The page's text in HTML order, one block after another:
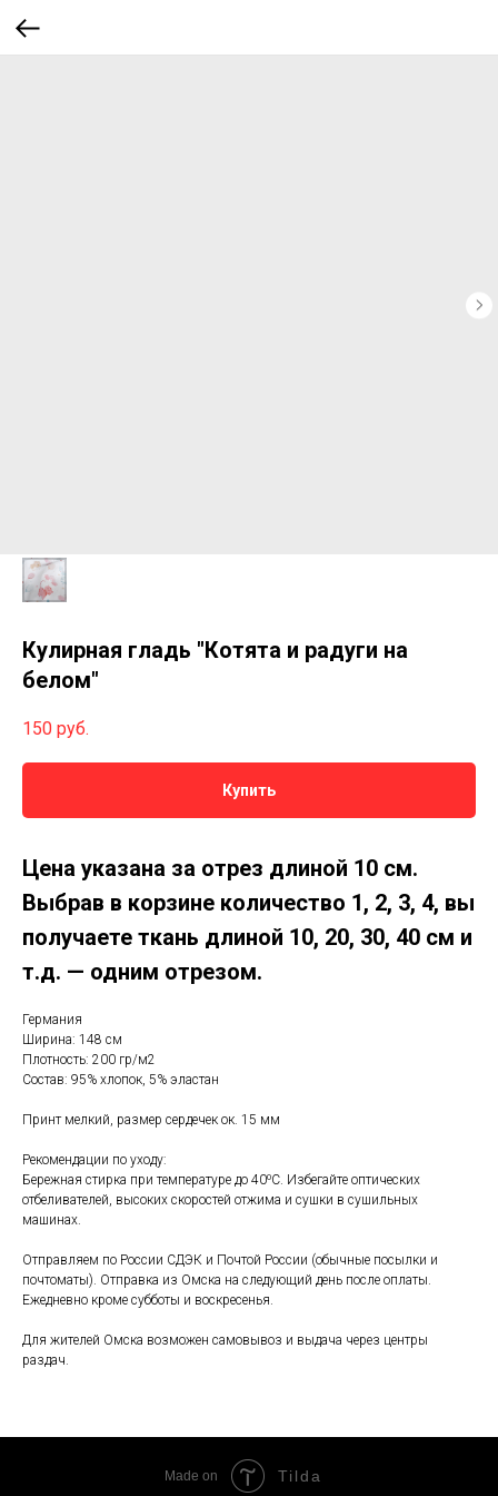
Кулирная гладь "Котята и радуги на
белом"
150 руб.
Купить
Цена указана за отрез длиной 10 см.
Выбрав в корзине количество 1, 2, 3, 4, вы
получаете ткань длиной 10, 20, 30, 40 см и
т.д. — одним отрезом.
Германия
Ширина: 148 см
Плотность: 200 гр/м2
Состав: 95% хлопок, 5% эластан
Принт мелкий, размер сердечек ок. 15 мм
Рекомендации по уходу:
Бережная стирка при температуре до 40⁰С. Избегайте оптических
отбеливателей, высоких скоростей отжима и сушки в сушильных
машинах.
Отправляем по России СДЭК и Почтой России (обычные посылки и
почтоматы). Отправка из Омска на следующий день после оплаты.
Ежедневно кроме субботы и воскресенья.
Для жителей Омска возможен самовывоз и выдача через центры
раздач.
Made on Tilda